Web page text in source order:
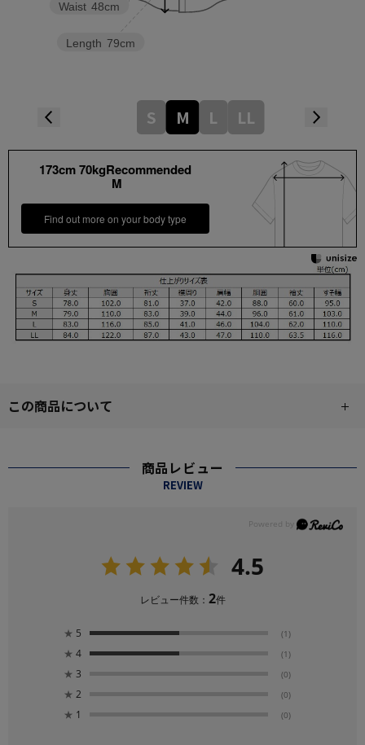
Length 79cm
Waist 48cm
S M L LL
173cm 70kgRecommended
M
Find out more on your body type
この商品について
商品レビュー
REVIEW
4.5
レビュー件数： 2件
★ 5 (1)
★ 4 (1)
★ 3 (0)
★ 2 (0)
★ 1 (0)